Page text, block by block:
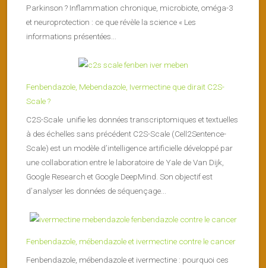
Parkinson ? Inflammation chronique, microbiote, oméga-3
et neuroprotection : ce que révèle la science « Les
informations présentées...
Fenbendazole, Mebendazole, Ivermectine que dirait C2S-
Scale ?
C2S-Scale unifie les données transcriptomiques et textuelles
à des échelles sans précédent C2S-Scale (Cell2Sentence-
Scale) est un modèle d’intelligence artificielle développé par
une collaboration entre le laboratoire de Yale de Van Dijk,
Google Research et Google DeepMind. Son objectif est
d’analyser les données de séquençage...
Fenbendazole, mébendazole et ivermectine contre le cancer
Fenbendazole, mébendazole et ivermectine : pourquoi ces